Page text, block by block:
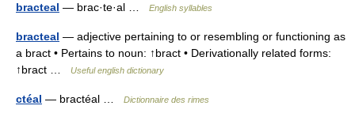
bracteal — brac·te·al … English syllables
bracteal — adjective pertaining to or resembling or functioning as
a bract • Pertains to noun: ↑bract • Derivationally related forms:
↑bract …
Useful english dictionary
ctéal — bractéal … Dictionnaire des rimes